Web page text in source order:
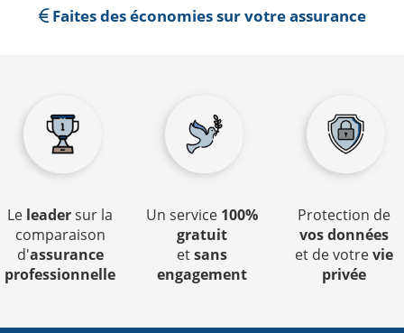
Faites des économies sur votre assurance
Le leadersur la
comparaison
d'assurance
professionnelle
Un service 100%
gratuit
etsans
engagement
Protection de
vos données
et de votrevie
privée